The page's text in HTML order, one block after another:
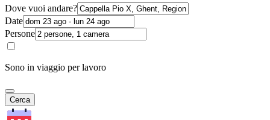
Dove vuoi andare?
Date
Persone
Sono in viaggio per lavoro
Cerca